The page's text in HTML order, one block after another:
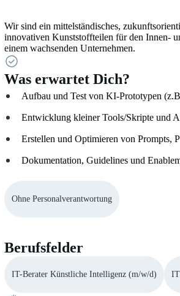
Wir sind ein mittelständisches,
innovativen Kunststoffteilen für den Innen-
einem wachsenden Unternehmen.
Was erwartet Dich?
Aufbau und Test von KI-Prototypen
Entwicklung kleiner Tools/Skripte und
Erstellen und Optimieren von Prompts,
Dokumentation, Guidelines und
Ohne Personalverantwortung
Berufsfelder
IT-Berater Künstliche Intelligenz (m/w/d)